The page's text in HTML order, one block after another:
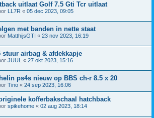
uitlaat Golf 7.5 Gti Tcr uitlaat
LL7R « 05 dec 2023, 09:05
met banden in nette staat
MatthijsGTI « 23 nov 2023, 16:19
stuur airbag & afdekkapje
JUUL « 27 okt 2023, 15:16
ps4s nieuw op BBS ch-r 8.5 x 20
Tino « 24 sep 2023, 16:06
kofferbakschaal hatchback
spikehome « 02 aug 2023, 18:14